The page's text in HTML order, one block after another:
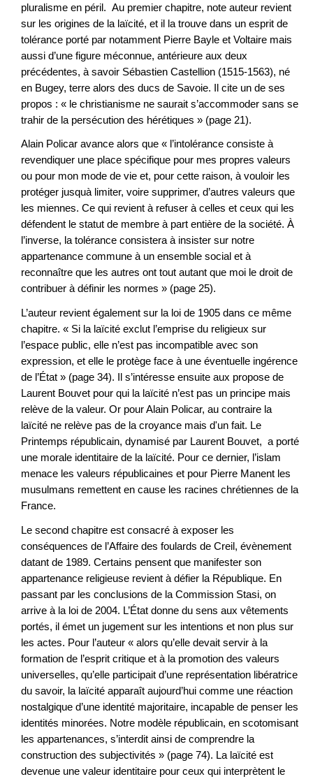
pluralisme en péril. Au premier chapitre, note auteur revient
sur les origines de la laïcité, et il la trouve dans un esprit de
tolérance porté par notamment Pierre Bayle et Voltaire mais
aussi d’une figure méconnue, antérieure aux deux
précédentes, à savoir Sébastien Castellion (1515-1563), né
en Bugey, terre alors des ducs de Savoie. Il cite un de ses
propos : « le christianisme ne saurait s’accommoder sans se
trahir de la persécution des hérétiques » (page 21).
Alain Policar avance alors que « l’intolérance consiste à
revendiquer une place spécifique pour mes propres valeurs
ou pour mon mode de vie et, pour cette raison, à vouloir les
protéger jusquà limiter, voire supprimer, d’autres valeurs que
les miennes. Ce qui revient à refuser à celles et ceux qui les
défendent le statut de membre à part entière de la société. À
l’inverse, la tolérance consistera à insister sur notre
appartenance commune à un ensemble social et à
reconnaître que les autres ont tout autant que moi le droit de
contribuer à définir les normes » (page 25).
L’auteur revient également sur la loi de 1905 dans ce même
chapitre. « Si la laïcité exclut l’emprise du religieux sur
l’espace public, elle n’est pas incompatible avec son
expression, et elle le protège face à une éventuelle ingérence
de l’État » (page 34). Il s’intéresse ensuite aux propose de
Laurent Bouvet pour qui la laïcité n’est pas un principe mais
relève de la valeur. Or pour Alain Policar, au contraire la
laïcité ne relève pas de la croyance mais d'un fait. Le
Printemps républicain, dynamisé par Laurent Bouvet, a porté
une morale identitaire de la laïcité. Pour ce dernier, l’islam
menace les valeurs républicaines et pour Pierre Manent les
musulmans remettent en cause les racines chrétiennes de la
France.
Le second chapitre est consacré à exposer les
conséquences de l’Affaire des foulards de Creil, évènement
datant de 1989. Certains pensent que manifester son
appartenance religieuse revient à défier la République. En
passant par les conclusions de la Commission Stasi, on
arrive à la loi de 2004. L’État donne du sens aux vêtements
portés, il émet un jugement sur les intentions et non plus sur
les actes. Pour l’auteur « alors qu’elle devait servir à la
formation de l’esprit critique et à la promotion des valeurs
universelles, qu’elle participait d’une représentation libératrice
du savoir, la laïcité apparaît aujourd’hui comme une réaction
nostalgique d’une identité majoritaire, incapable de penser les
identités minorées. Notre modèle républicain, en scotomisant
les appartenances, s’interdit ainsi de comprendre la
construction des subjectivités » (page 74). La laïcité est
devenue une valeur identitaire pour ceux qui interprètent le